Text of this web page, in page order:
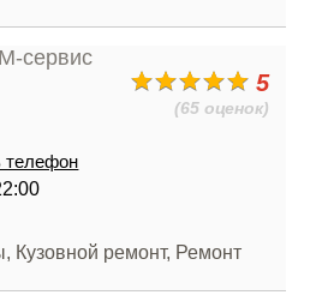
5
(65 оценок)
телефон
Кузовной ремонт, Ремонт